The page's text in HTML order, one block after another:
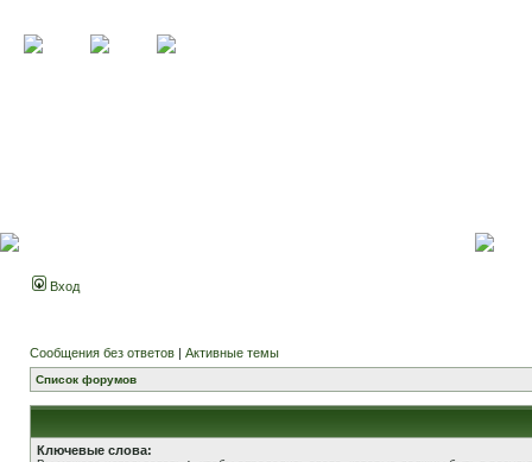
Вход
Сообщения без ответов | Активные темы
Список форумов
Ключевые слова: